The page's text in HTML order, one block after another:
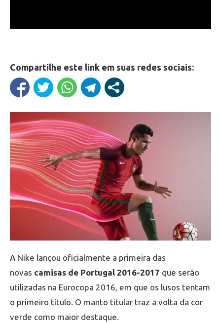
Compartilhe este link em suas redes sociais:
A Nike lançou oficialmente a primeira das
novas camisas de Portugal 2016-2017 que serão
utilizadas na Eurocopa 2016, em que os lusos tentam
o primeiro título. O manto titular traz a volta da cor
verde como maior destaque.